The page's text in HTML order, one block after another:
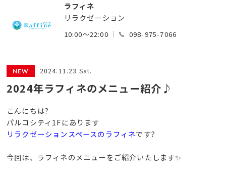
ラフィネ
リラクゼーション
10:00～22:00 098-975-7066
2024.11.23 Sat.
2024年ラフィネのメニュー紹介♪
こんにちは?
パルコシティ1Fにあります
リラクゼーションスペースのラフィネです?
今回は、ラフィネのメニューをご紹介いたします✨